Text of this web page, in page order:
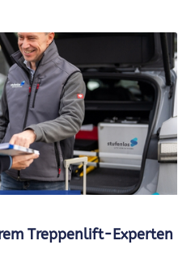
Treppenlift-Experten